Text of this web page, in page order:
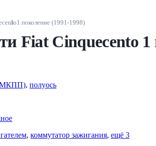
1 поколение (1991-1998)
Fiat Cinquecento
(МКПП), полуось
, коммутатор зажигания, ещё 3